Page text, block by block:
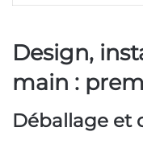
Design,
main :
Déballage et